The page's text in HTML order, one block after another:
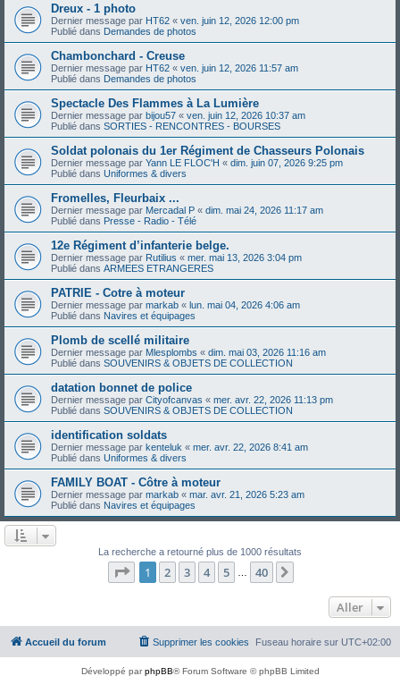
Dreux - 1 photo
Dernier message par HT62 « ven. juin 12, 2026 12:00 pm
Publié dans Demandes de photos
Chambonchard - Creuse
Dernier message par HT62 « ven. juin 12, 2026 11:57 am
Publié dans Demandes de photos
Spectacle Des Flammes à La Lumière
Dernier message par bijou57 « ven. juin 12, 2026 10:37 am
Publié dans SORTIES - RENCONTRES - BOURSES
Soldat polonais du 1er Régiment de Chasseurs Polonais
Dernier message par Yann LE FLOC'H « dim. juin 07, 2026 9:25 pm
Publié dans Uniformes & divers
Fromelles, Fleurbaix ...
Dernier message par Mercadal P « dim. mai 24, 2026 11:17 am
Publié dans Presse - Radio - Télé
12e Régiment d’infanterie belge.
Dernier message par Rutilius « mer. mai 13, 2026 3:04 pm
Publié dans ARMEES ETRANGERES
PATRIE - Cotre à moteur
Dernier message par markab « lun. mai 04, 2026 4:06 am
Publié dans Navires et équipages
Plomb de scellé militaire
Dernier message par Mlesplombs « dim. mai 03, 2026 11:16 am
Publié dans SOUVENIRS & OBJETS DE COLLECTION
datation bonnet de police
Dernier message par Cityofcanvas « mer. avr. 22, 2026 11:13 pm
Publié dans SOUVENIRS & OBJETS DE COLLECTION
identification soldats
Dernier message par kenteluk « mer. avr. 22, 2026 8:41 am
Publié dans Uniformes & divers
FAMILY BOAT - Côtre à moteur
Dernier message par markab « mar. avr. 21, 2026 5:23 am
Publié dans Navires et équipages
La recherche a retourné plus de 1000 résultats
Page 1sur40
1 2 3 4 5 40
Aller
Accueil du forum Fuseau horaire sur UTC+02:00
Supprimer les cookies
Développé parphpBB® Forum Software © phpBB Limited